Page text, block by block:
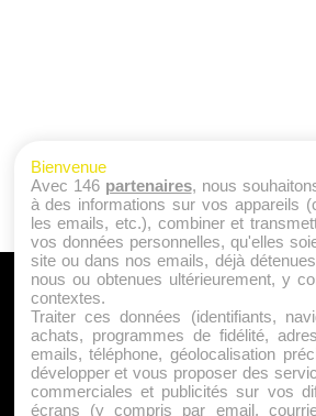
A PROPOS
Qui sommes nous ?
Mentions Légales
Publicité
Politique de Cookies
Bienvenue
Avec 146 partenaires, nous
à des informations sur vos appareils
les emails, etc.), combiner et
vos données personnelles, qu'elles
site ou dans nos emails, déjà
nous ou obtenues ultérieurement, y
contextes.
Traiter ces données (identifiants,
achats, programmes de fidélité,
emails, téléphone, géolocalisation
développer et vous proposer des
commerciales et publicités sur vos
écrans (y compris par email,